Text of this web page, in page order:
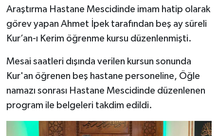
Araştırma Hastane Mescidinde imam hatip olarak
görev yapan Ahmet İpek tarafından beş ay süreli
Kur’an-ı Kerim öğrenme kursu düzenlenmişti.
Mesai saatleri dışında verilen kursun sonunda
Kur'an öğrenen beş hastane personeline, Öğle
namazı sonrası Hastane Mescidinde düzenlenen
program ile belgeleri takdim edildi.
Bilecik Müftülüğü
Bingöl Müftülüğü
Bitlis Müftülüğü
Bolu Müftülüğü
Aile
Sağlık
Makaleler